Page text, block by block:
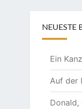
NEUESTE
Ein
Auf der
Donald,